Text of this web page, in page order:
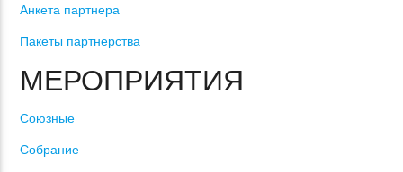
Анкета партнера
Пакеты партнерства
МЕРОПРИЯТИЯ
Союзные
Собрание